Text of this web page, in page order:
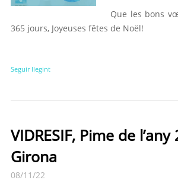
Que les bons
365 jours, Joyeuses fêtes de Noël!
Seguir llegint
VIDRESIF, Pime de
Girona
08/11/22